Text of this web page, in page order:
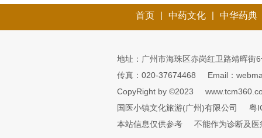
首页 | 中药文化 | 中华药典
地址：广州市海珠区赤岗红卫路靖晖街
传真：020-37674468
Email：
CopyRight by ©2023
国医小镇文化旅游(广州)有限公司
粤
本站信息仅供参考
不能作为诊断及医